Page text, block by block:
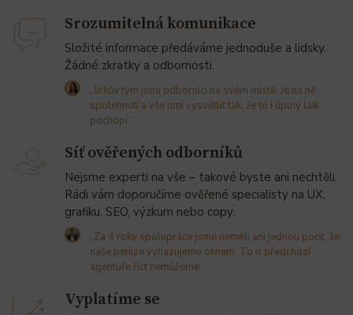
Srozumitelná komunikace
Složité informace předáváme jednoduše a lidsky.
Žádné zkratky a odbornosti.
„Jirkův tým jsou odborníci na svém místě. Je na ně
spolehnutí a vše umí vysvětlit tak, že to i úplný laik
pochopí.“
Síť ověřených odborníků
Nejsme experti na vše – takové byste ani nechtěli.
Rádi vám doporučíme ověřené specialisty na UX,
grafiku, SEO, výzkum nebo copy.
„Za 4 roky spolupráce jsme neměli ani jednou pocit, že
naše peníze vyhazujeme oknem. To o předchozí
agentuře říct nemůžeme.“
Vyplatíme se